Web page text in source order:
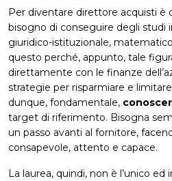
Per diventare direttore acquisti è
bisogno di conseguire degli studi
giuridico-istituzionale,
questo perché, appunto, tale
direttamente con le finanze
strategie per risparmiare e limitare
dunque, fondamentale,
target di riferimento. Bisogna
un passo avanti al fornitore,
consapevole, attento e capace.
La laurea, quindi, non è l’unico